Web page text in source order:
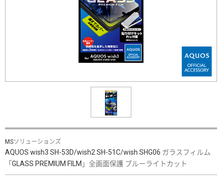
MSソリューションズ
AQUOS wish3 SH-53D/wish2 SH-51C/wish SHG06 ガラスフィルム
「GLASS PREMIUM FILM」全画面保護 ブルーライトカット